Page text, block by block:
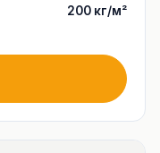
200 кг/м²